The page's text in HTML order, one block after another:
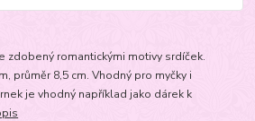
zdobený romantickými motivy srdíček.
průměr 8,5 cm. Vhodný pro myčky i
je vhodný například jako dárek k